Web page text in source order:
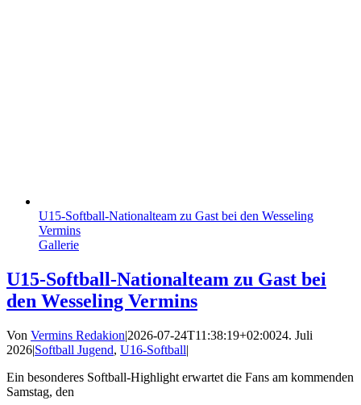
U15-Softball-Nationalteam zu Gast bei den Wesseling
Vermins
Gallerie
U15-Softball-Nationalteam zu Gast bei
den Wesseling Vermins
Von Vermins Redakion|2026-07-24T11:38:19+02:0024. Juli
2026|Softball Jugend, U16-Softball|
Ein besonderes Softball-Highlight erwartet die Fans am kommenden
Samstag, den